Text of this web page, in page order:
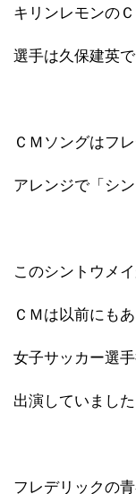
キリンレモンの
選手は久保建英で
ＣＭソングはフ
アレンジで「シ
このシントウメ
ＣＭは以前にも
女子サッカー選
出演していました
フレデリックの